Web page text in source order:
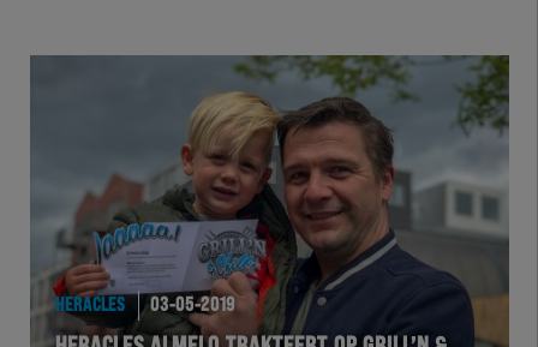
HERVOL
HEREXC
EXCHER
HERACLES 03-05-2019